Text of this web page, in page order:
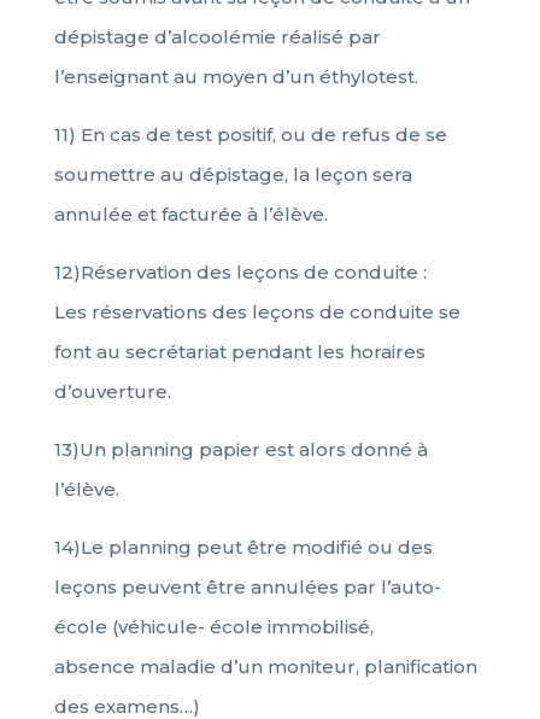
dépistage d’alcoolémie réalisé par
l’enseignant au moyen d’un éthylotest.
11) En cas de test positif, ou de refus de se
soumettre au dépistage, la leçon sera
annulée et facturée à l’élève.
12)Réservation des leçons de conduite :
Les réservations des leçons de conduite se
font au secrétariat pendant les horaires
d’ouverture.
13)Un planning papier est alors donné à
l’élève.
14)Le planning peut être modifié ou des
leçons peuvent être annulées par l’auto-
école (véhicule- école immobilisé,
absence maladie d’un moniteur, planification
des examens…)